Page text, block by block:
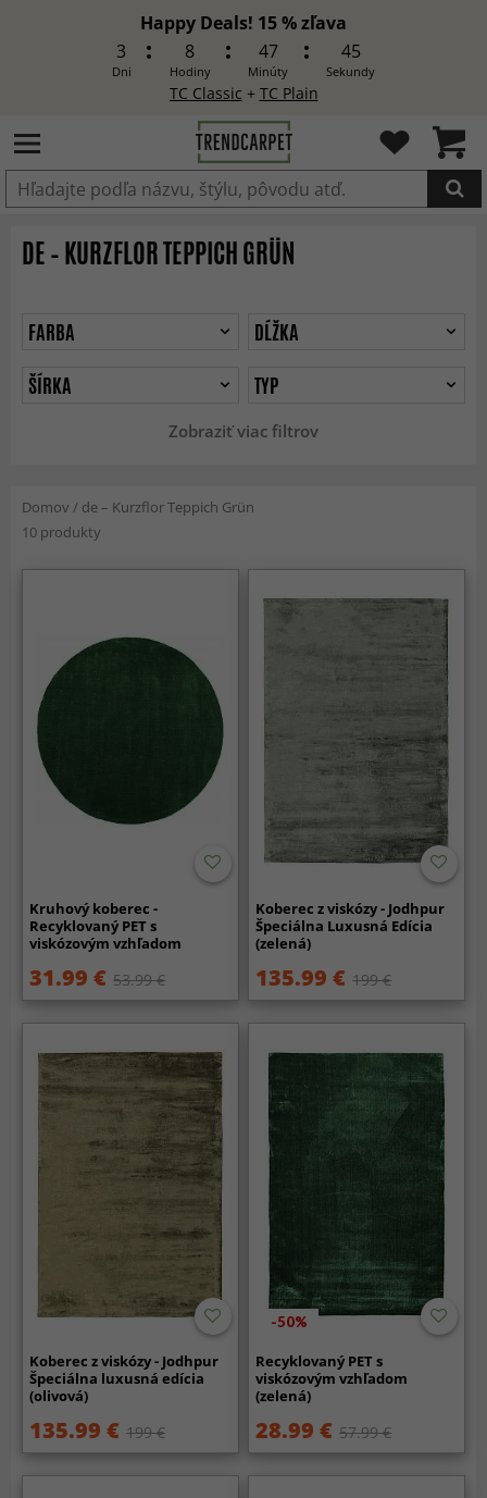
Happy Deals! 15 % zľava
3
Dni
8
Hodiny
47
Minúty
43
Sekundy
TC Classic + TC Plain
Produkt bol pridaný do košíka
DE – KURZFLOR TEPPICH GRÜN
Zobraziť viac filtrov
FARBA
DĹŽKA
ŠÍRKA
TYP
Domov / de – Kurzflor Teppich Grün
10 produkty
Kruhový koberec -
Recyklovaný PET s
viskózovým vzhľadom
31.99 € 53.99 €
Koberec z viskózy - Jodhpur
Špeciálna Luxusná Edícia
(zelená)
135.99 € 199 €
Koberec z viskózy - Jodhpur
Špeciálna luxusná edícia
(olivová)
135.99 € 199 €
-50%
Recyklovaný PET s
viskózovým vzhľadom
(zelená)
28.99 € 57.99 €